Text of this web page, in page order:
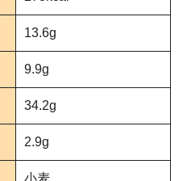
13.6g
9.9g
34.2g
2.9g
小麦